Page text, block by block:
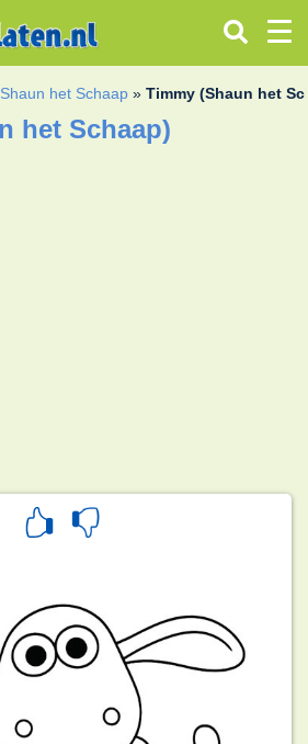
Shaun het Schaap »Timmy (Shaun het
het Schaap)